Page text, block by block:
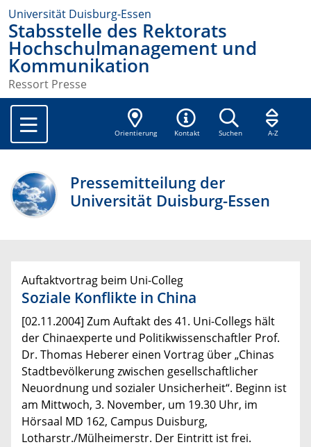
Universität Duisburg-Essen
Stabsstelle des Rektorats
Hochschulmanagement und
Kommunikation
Ressort Presse
Orientierung Kontakt Suchen A-Z
Pressemitteilung der
Universität Duisburg-Essen
Auftaktvortrag beim Uni-Colleg
Soziale Konflikte in China
[02.11.2004] Zum Auftakt des 41. Uni-Collegs hält
der Chinaexperte und Politikwissenschaftler Prof.
Dr. Thomas Heberer einen Vortrag über „Chinas
Stadtbevölkerung zwischen gesellschaftlicher
Neuordnung und sozialer Unsicherheit“. Beginn ist
am Mittwoch, 3. November, um 19.30 Uhr, im
Hörsaal MD 162, Campus Duisburg,
Lotharstr./Mülheimerstr. Der Eintritt ist frei.